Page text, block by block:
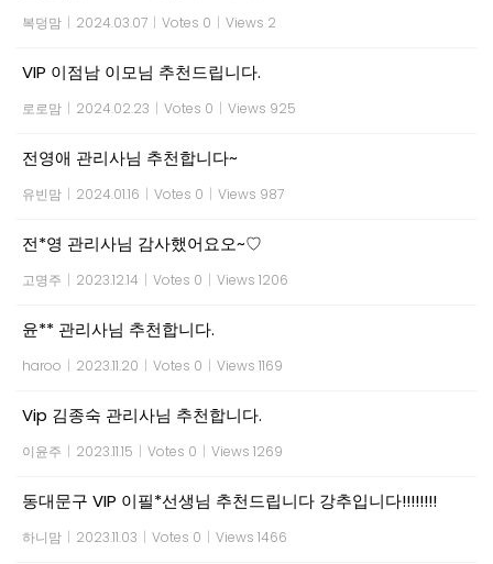
복덩맘 | 2024.03.07 | Votes 0 | Views 2
VIP 이점남 이모님 추천드립니다.
로로맘 | 2024.02.23 | Votes 0 | Views 925
전영애 관리사님 추천합니다~
유빈맘 | 2024.01.16 | Votes 0 | Views 987
전*영 관리사님 감사했어요오~♡
고명주 | 2023.12.14 | Votes 0 | Views 1206
윤** 관리사님 추천합니다.
haroo | 2023.11.20 | Votes 0 | Views 1169
Vip 김종숙 관리사님 추천합니다.
이윤주 | 2023.11.15 | Votes 0 | Views 1269
동대문구 VIP 이필*선생님 추천드립니다 강추입니다!!!!!!!!
하니맘 | 2023.11.03 | Votes 0 | Views 1466